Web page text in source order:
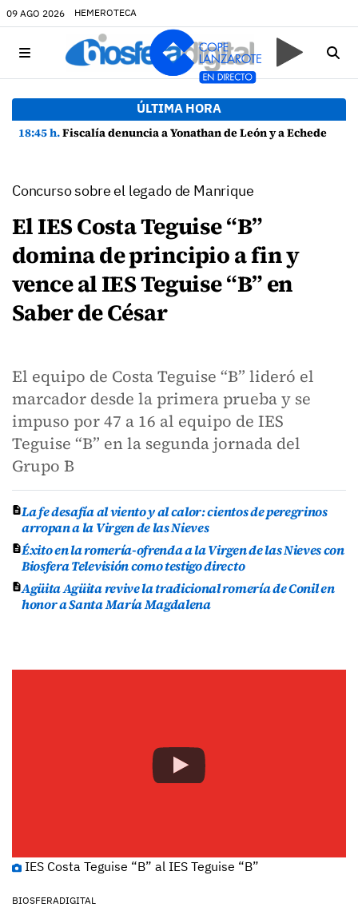
09 AGO 2026 HEMEROTECA
ÚLTIMA HORA
18:45 h.Fiscalía denuncia a Yonathan de León y a Echedey Eugenio por presuntas anomalías en contratos festivos
Concurso sobre el legado de Manrique
El IES Costa Teguise “B”
domina de principio a fin y
vence al IES Teguise “B” en
Saber de César
El equipo de Costa Teguise “B” lideró el
marcador desde la primera prueba y se
impuso por 47 a 16 al equipo de IES
Teguise “B” en la segunda jornada del
Grupo B
La fe desafía al viento y al calor: cientos de peregrinos
arropan a la Virgen de las Nieves
Éxito en la romería-ofrenda a la Virgen de las Nieves con
Biosfera Televisión como testigo directo
Agüita Agüita revive la tradicional romería de Conil en
honor a Santa María Magdalena
IES Costa Teguise “B” al IES Teguise “B”
BIOSFERADIGITAL